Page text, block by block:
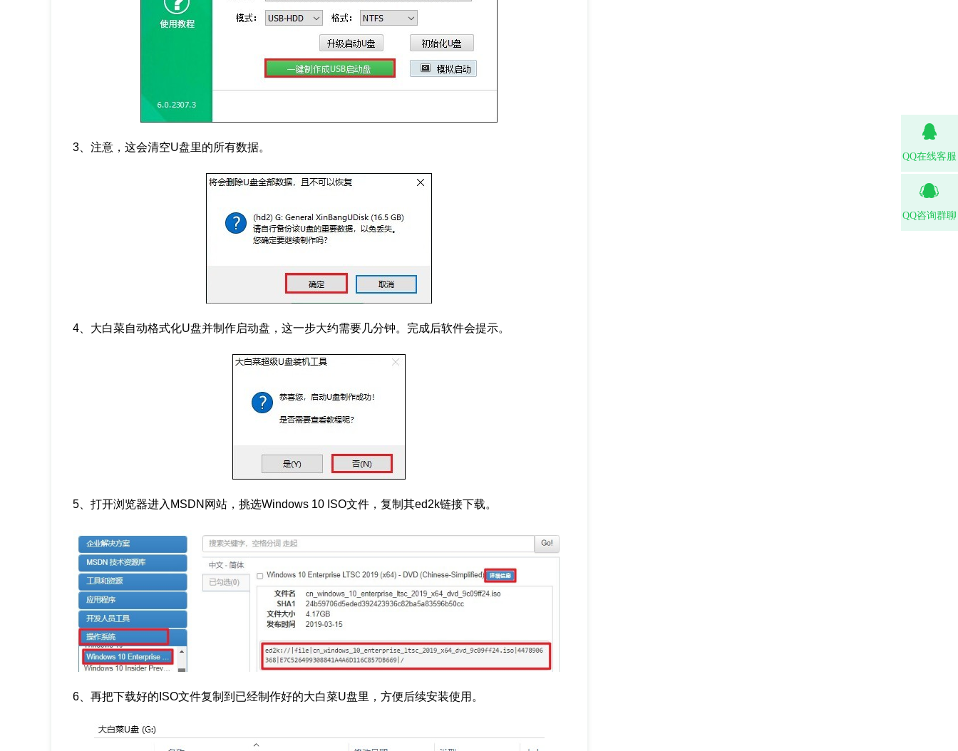
3、注意，这会清空U盘里的所有数据。
4、大白菜自动格式化U盘并制作启动盘，这一步大约需要几分钟。完成后软件会提示。
5、打开浏览器进入MSDN网站，挑选Windows 10 ISO文件，复制其ed2k链接下载。
6、再把下载好的ISO文件复制到已经制作好的大白菜U盘里，方便后续安装使用。
QQ在线客服
QQ咨询群聊